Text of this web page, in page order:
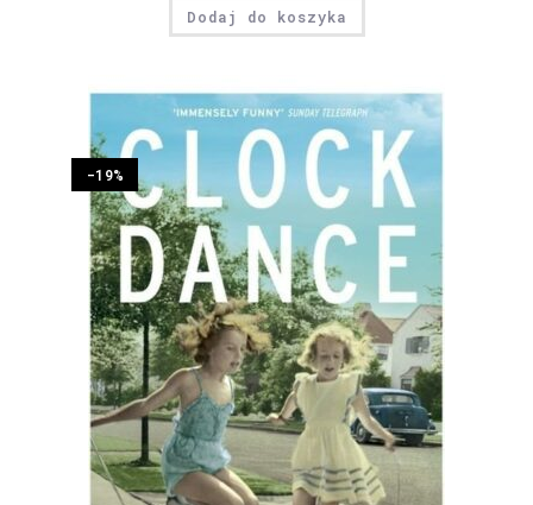
Dodaj do koszyka
-19%